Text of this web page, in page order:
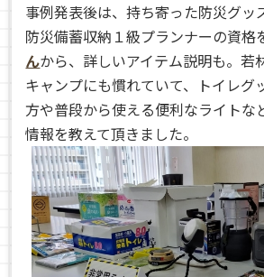
事例発表後は、持ち寄った防災グッ
防災備蓄収納１級プランナーの資格
んから、詳しいアイテム説明も。若
キャンプにも慣れていて、トイレグ
方や普段から使える便利なライトな
情報を教えて頂きました。